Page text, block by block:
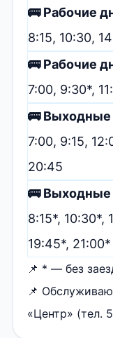
🚌 Рабочие
8:15, 10:30,
🚌 Рабочие
7:00, 9:30*,
🚌
7:00, 9:15,
20:45
🚌 Выходные
8:15*, 10:30*,
19:45*, 21:00*
📌 * — без
📌
«Центр» (тел.